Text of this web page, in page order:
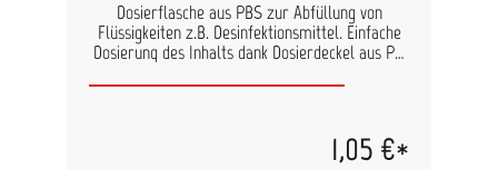
Dosierflasche aus PBS zur Abfüllung von
Flüssigkeiten z.B. Desinfektionsmittel. Einfache
Dosierung des Inhalts dank Dosierdeckel aus PP.
Durchmischen des Inhalts Füllmenge: 100ml
1,05 €*